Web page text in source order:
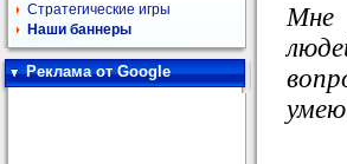
Стратегические игры
Наши баннеры
Реклама от Google
Мне